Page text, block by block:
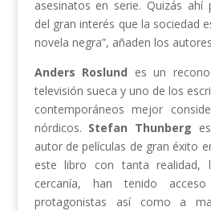
asesinatos en serie. Quizás ahí
del gran interés que la sociedad
novela negra”, añaden los
Anders Roslund es un
televisión sueca y uno de los
contemporáneos mejor
nórdicos. Stefan Thunberg
autor de películas de gran éxito
este libro con tanta realidad,
cercanía, han tenido
protagonistas así como a